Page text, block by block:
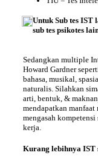
Untuk Sub tes
sub tes psikotes
Sedangkan multiple
Howard Gardner
bahasa, musikal,
naturalis. Silahkan
arti, bentuk, &
mendapatkan
mengasah
kerja.
Kurang lebihnya IST